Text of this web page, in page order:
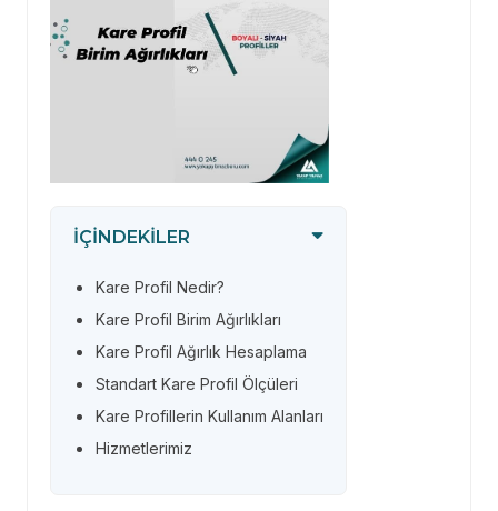
İÇINDEKILER
Kare Profil Nedir?
Kare Profil Birim Ağırlıkları
Kare Profil Ağırlık Hesaplama
Standart Kare Profil Ölçüleri
Kare Profillerin Kullanım Alanları
Hizmetlerimiz